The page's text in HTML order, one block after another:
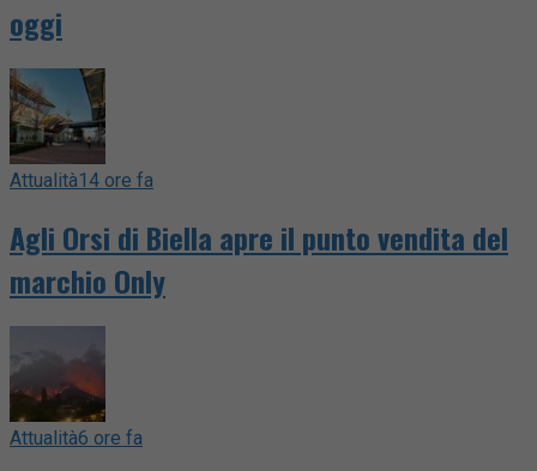
oggi
Attualità14 ore fa
Agli Orsi di Biella apre il punto vendita del
marchio Only
Attualità6 ore fa